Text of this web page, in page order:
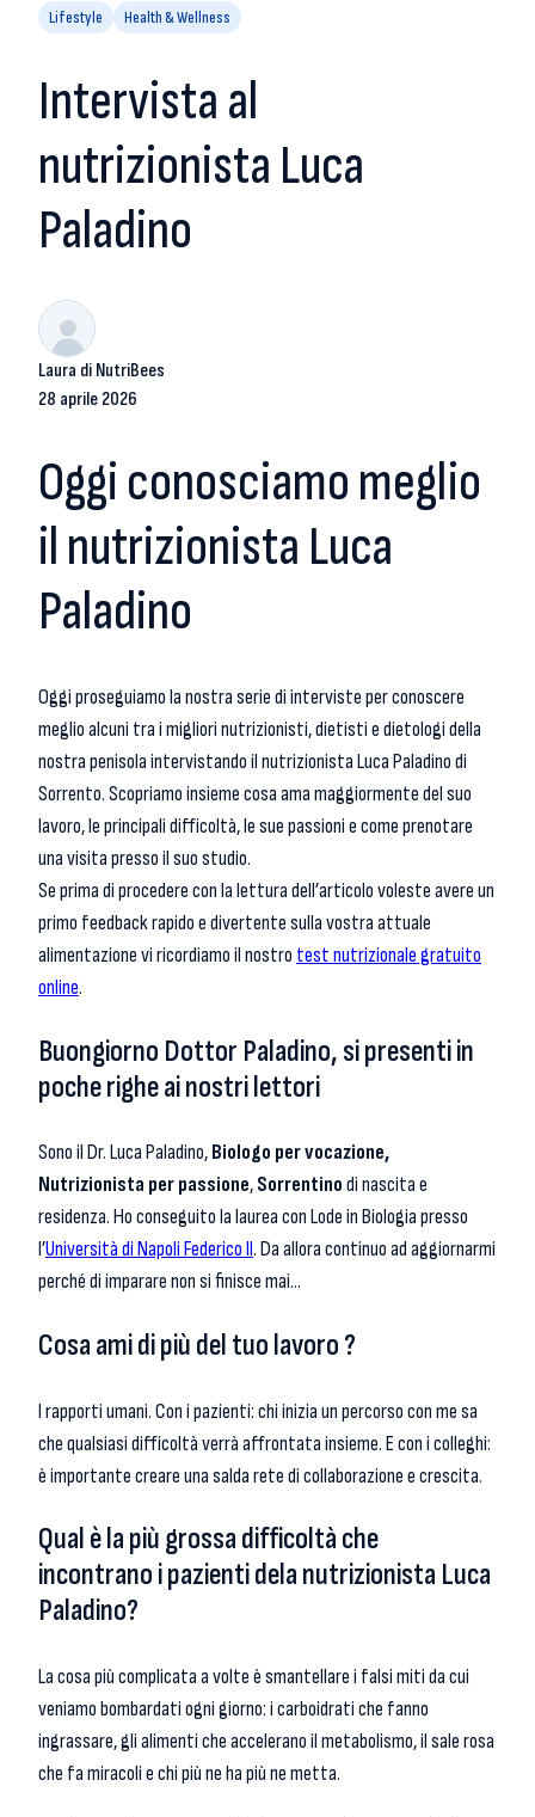
Lifestyle Health & Wellness
Intervista al
nutrizionista Luca
Paladino
Laura di NutriBees
28 aprile 2026
Oggi conosciamo meglio
il nutrizionista Luca
Paladino
Oggi proseguiamo la nostra serie di interviste per conoscere
meglio alcuni tra i migliori nutrizionisti, dietisti e dietologi della
nostra penisola intervistando il nutrizionista Luca Paladino di
Sorrento. Scopriamo insieme cosa ama maggiormente del suo
lavoro, le principali difficoltà, le sue passioni e come prenotare
una visita presso il suo studio.
Se prima di procedere con la lettura dell’articolo voleste avere un
primo feedback rapido e divertente sulla vostra attuale
alimentazione vi ricordiamo il nostro test nutrizionale gratuito
online.
Buongiorno Dottor Paladino, si presenti in
poche righe ai nostri lettori
Sono il Dr. Luca Paladino,Biologo per vocazione,
Nutrizionista per passione,Sorrentinodi nascita e
residenza. Ho conseguito la laurea con Lode in Biologia presso
l’Università di Napoli Federico II. Da allora continuo ad aggiornarmi
perché di imparare non si finisce mai…
Cosa ami di più del tuo lavoro ?
I rapporti umani. Con i pazienti: chi inizia un percorso con me sa
che qualsiasi difficoltà verrà affrontata insieme. E con i colleghi:
è importante creare una salda rete di collaborazione e crescita.
Qual è la più grossa difficoltà che
incontrano i pazienti dela nutrizionista Luca
Paladino?
La cosa più complicata a volte è smantellare i falsi miti da cui
veniamo bombardati ogni giorno: i carboidrati che fanno
ingrassare, gli alimenti che accelerano il metabolismo, il sale rosa
che fa miracoli e chi più ne ha più ne metta.